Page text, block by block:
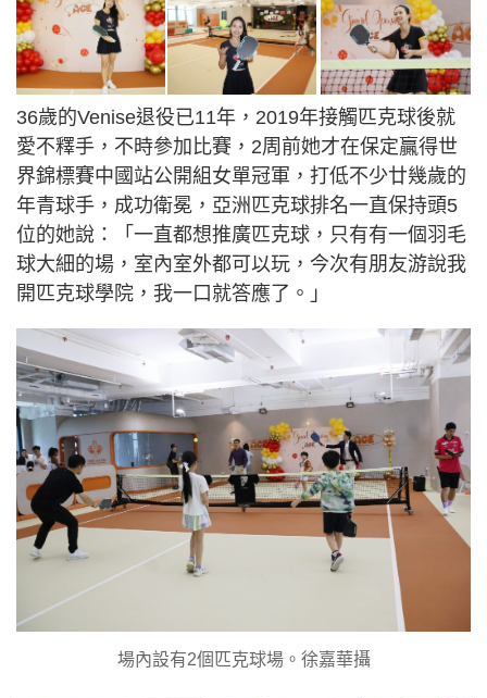
36歲的Venise退役已11年，2019年接觸匹克球後就
愛不釋手，不時參加比賽，2周前她才在保定贏得世
界錦標賽中國站公開組女單冠軍，打低不少廿幾歲的
年青球手，成功衛冕，亞洲匹克球排名一直保持頭5
位的她說：「一直都想推廣匹克球，只有有一個羽毛
球大細的場，室內室外都可以玩，今次有朋友游說我
開匹克球學院，我一口就答應了。」
場內設有2個匹克球場。徐嘉華攝